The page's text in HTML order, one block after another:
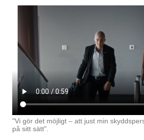
"Vi gör det möjligt – att just min
på sitt sätt".